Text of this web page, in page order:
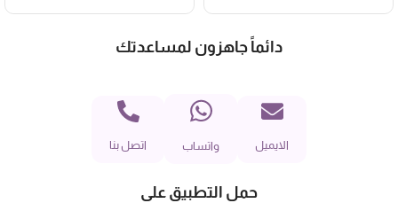
دائماً جاهزون لمساعدتك
الايميل واتساب اتصل بنا
حمل التطبيق على